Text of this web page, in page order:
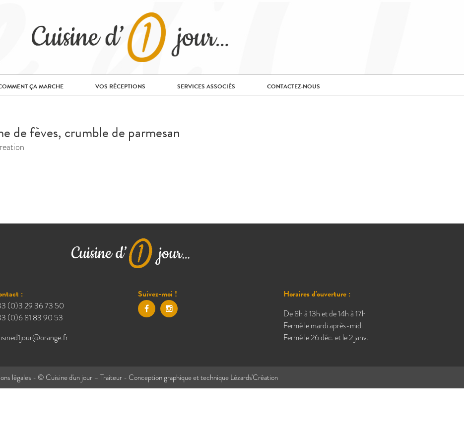
ÇA MARCHE VOS RÉCEPTIONS SERVICES ASSOCIÉS CONTACTEZ-NOUS
de fèves, crumble de parmesan
:
(0)3 29 36 73 50
(0)6 81 83 90 53
Suivez-moi ! Horaires d'ouverture :
De 8h à 13h et de 14h à 17h
Fermé le mardi après-midi
Fermé le 26 déc. et le 2 janv.
légales - © Cuisine d'un jour – Traiteur - Conception graphique et techniqueLézards'Création